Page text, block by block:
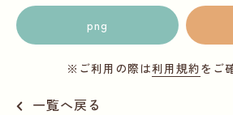
png
※ご利用の際は利用規約をご
一覧へ戻る